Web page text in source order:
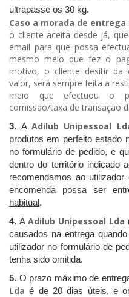
ultrapasse os 30 kg.
Caso a morada de
o cliente aceita desde já,
email para que possa
mesmo meio que fez o
motivo, o cliente desitir da
valor, será sempre feita a
meio que efectuou o
comissão/taxa de transação
3.AAdilub Unipessoal
produtos em perfeito estado
no formulário de pedido, e
dentro do território indicado
recomendamos ao
encomenda possa ser
habitual.
4. A Adilub Unipessoal Lda
causados na entrega
utilizador no formulário de
tenha sido omitida.
5. O prazo máximo de
Lda é de 20 dias úteis, e